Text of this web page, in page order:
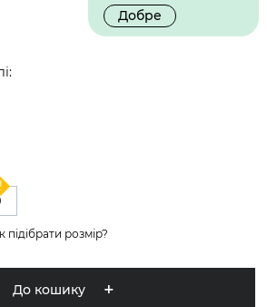
Добре
підібрати розмір?
До кошику